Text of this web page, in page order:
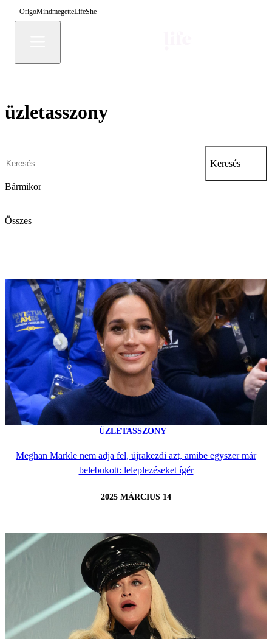
OrigoMindmegetteLifeShe
üzletasszony
Keresés
Bármikor
Összes
ÜZLETASSZONY
Meghan Markle nem adja fel, újrakezdi azt, amibe egyszer már
belebukott: leleplezéseket ígér
2025 MÁRCIUS 14